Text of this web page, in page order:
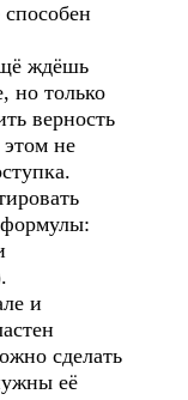
ждёшь
но только
верность
не
и
сделать
её